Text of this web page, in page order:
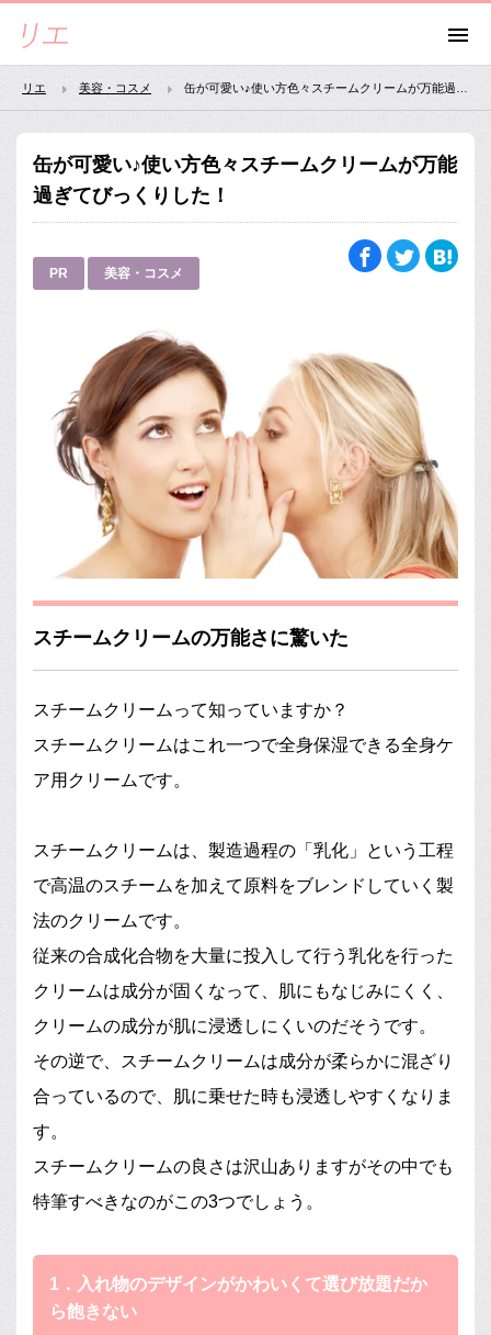
リエ 美容・コスメ
缶が可愛い♪使い方色々スチームクリームが万能
過ぎてびっくりした！
PR 美容・コスメ
スチームクリームの万能さに驚いた
スチームクリームって知っていますか？
スチームクリームはこれ一つで全身保湿できる全身ケ
ア用クリームです。
スチームクリームは、製造過程の「乳化」という工程
で高温のスチームを加えて原料をブレンドしていく製
法のクリームです。
従来の合成化合物を大量に投入して行う乳化を行った
クリームは成分が固くなって、肌にもなじみにくく、
クリームの成分が肌に浸透しにくいのだそうです。
その逆で、スチームクリームは成分が柔らかに混ざり
合っているので、肌に乗せた時も浸透しやすくなりま
す。
スチームクリームの良さは沢山ありますがその中でも
特筆すべきなのがこの3つでしょう。
1．入れ物のデザインがかわいくて選び放題だか
ら飽きない